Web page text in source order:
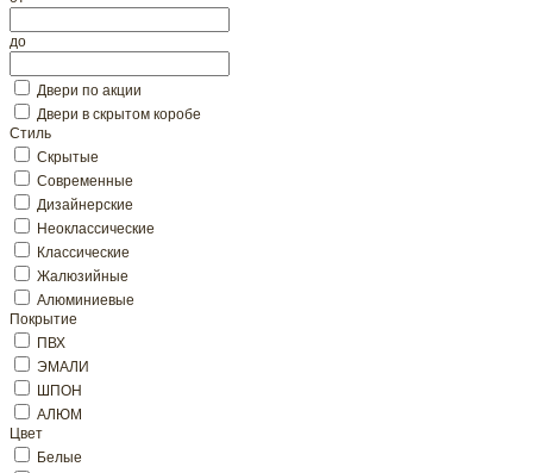
до
Двери по акции
Двери в скрытом коробе
Стиль
Скрытые
Современные
Дизайнерские
Неоклассические
Классические
Жалюзийные
Алюминиевые
Покрытие
ПВХ
ЭМАЛИ
ШПОН
АЛЮМ
Цвет
Белые